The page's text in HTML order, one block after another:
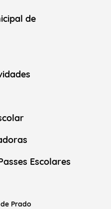
de
Escolares
Prado